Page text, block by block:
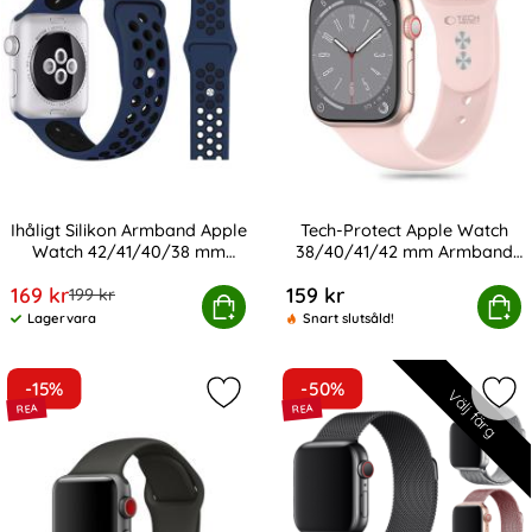
Ihåligt Silikon Armband Apple
Watch 42/41/40/38 mm
rea pris
169 krtidigare pris
199 kr
Tillgänglighet:
Lagervara
Köp
Apple Watch 42/41/40/38 mm (M/L) - Mörk
Tech-Protect Apple Watch
38/40/41/42 mm Armband
159 kr
Snart slutsåld!
Köp
Tech-Protect Apple Watch 38/40/
-15%
Markera silikon Armband Apple
Välj färg
-50%